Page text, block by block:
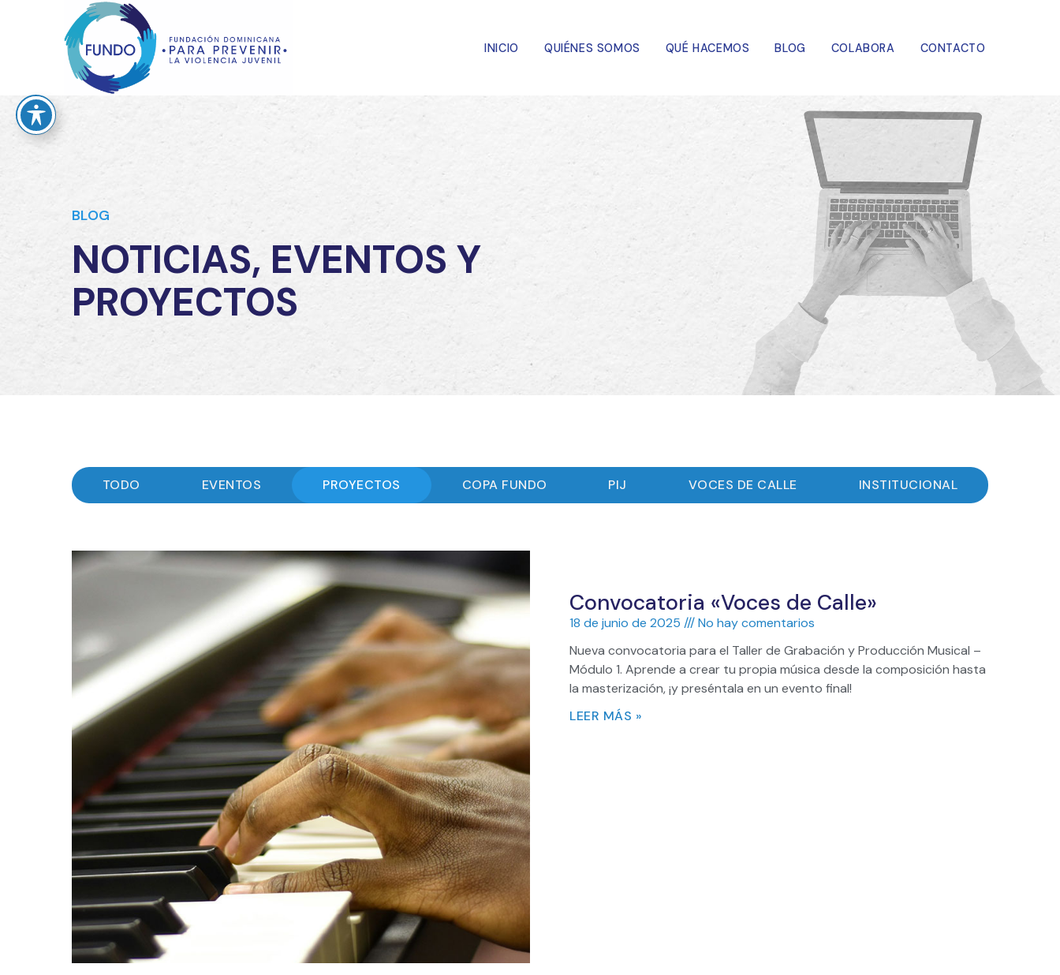
INICIO QUIÉNES SOMOS QUÉ HACEMOS BLOG COLABORA CONTACTO
BLOG
NOTICIAS, EVENTOS Y
PROYECTOS
TODO EVENTOS PROYECTOS COPA FUNDO PIJ VOCES DE CALLE INSTITUCIONAL
Convocatoria «Voces de Calle»
18 de junio de 2025
No hay comentarios
Nueva convocatoria para el Taller de Grabación y Producción Musical –
Módulo 1. Aprende a crear tu propia música desde la composición hasta
la masterización, ¡y preséntala en un evento final!
LEER MÁS »